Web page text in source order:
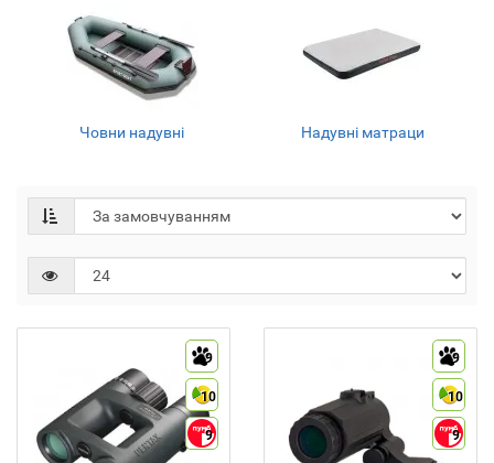
Човни надувні Надувні матраци
9
10
9
9
10
9